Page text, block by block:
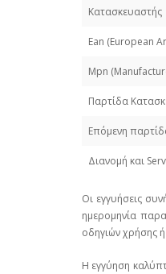
Κατασκευαστής
Εan (European
Mpn
Παρτίδα
Επόμενη
Διανομή και
Οι εγγυήσεις
ημερομηνία
οδηγιών χρήσης
Η εγγύηση